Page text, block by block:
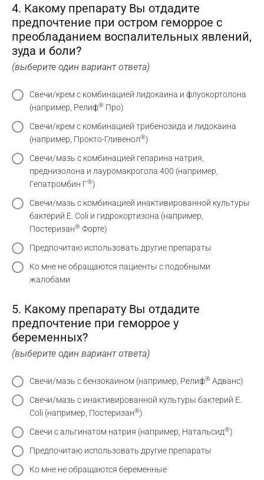
4. Какому препарату Вы отдадите
предпочтение при остром геморрое с
преобладанием воспалительных явлений,
зуда и боли?
(выберите один вариант ответа)
Свечи/крем с комбинацией лидокаина и флуокортолона
(например, Релиф® Про)
Свечи/крем с комбинацией трибенозида и лидокаина
(например, Прокто-Гливенол®)
Свечи/мазь с комбинацией гепарина натрия,
преднизолона и лауромакрогола 400 (например,
Гепатромбин Г®)
Свечи/мазь с комбинацией инактивированной культуры
бактерий E. Coli и гидрокортизона (например,
Постеризан® Форте)
Предпочитаю использовать другие препараты
Ко мне не обращаются пациенты с подобными
жалобами
5. Какому препарату Вы отдадите
предпочтение при геморрое у
беременных?
(выберите один вариант ответа)
Свечи/мазь с бензокаином (например, Релиф® Адванс)
Свечи/мазь с инактивированной культуры бактерий E.
Coli (например, Постеризан®)
Свечи с альгинатом натрия (например, Натальсид®)
Предпочитаю использовать другие препараты
Ко мне не обращаются беременные